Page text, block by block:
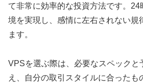
て非常に効率的な投資方法です。24
境を実現し、感情に左右されない規
ます。
VPSを選ぶ際は、必要なスペックと
え、自分の取引スタイルに合ったも